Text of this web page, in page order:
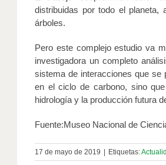
distribuidas por todo el
árboles.
Pero este complejo estudio va
investigadora un completo
sistema de interacciones que se
en el ciclo de carbono, sino
hidrología y la producción futura
Fuente:Museo Nacional de
17 de mayo de 2019 Etiquetas: